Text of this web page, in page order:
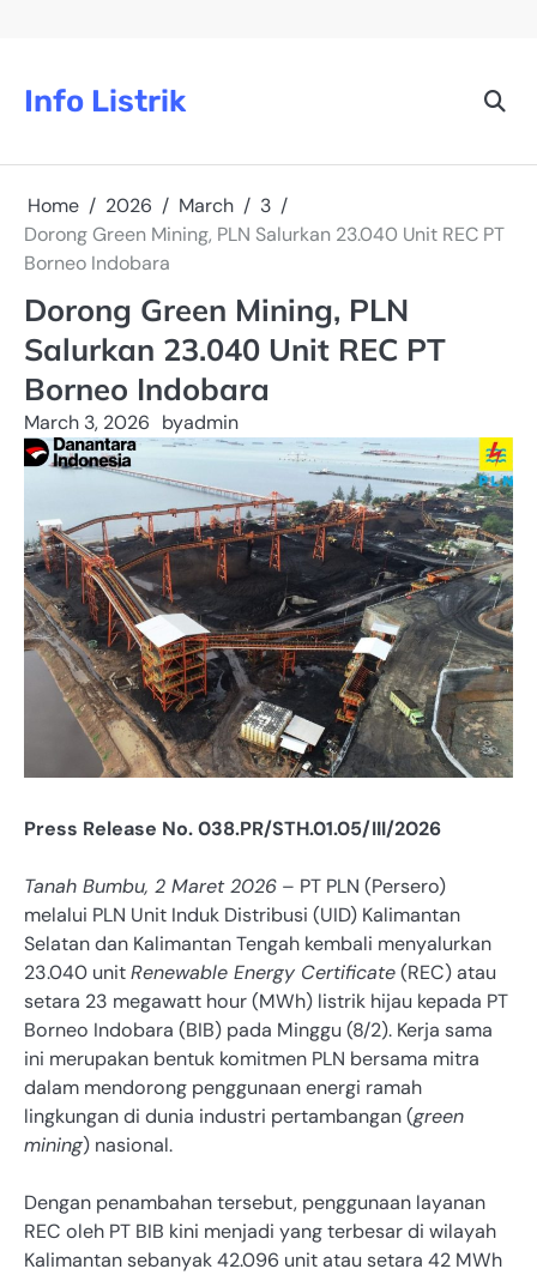
Info Listrik
Home 2026 March
3
Dorong Green Mining, PLN Salurkan 23.040 Unit REC PT
Borneo Indobara
Dorong Green Mining, PLN
Salurkan 23.040 Unit REC PT
Borneo Indobara
March 3, 2026 byadmin
Press Release No. 038.PR/STH.01.05/III/2026
Tanah Bumbu, 2 Maret 2026 – PT PLN (Persero)
melalui PLN Unit Induk Distribusi (UID) Kalimantan
Selatan dan Kalimantan Tengah kembali menyalurkan
23.040 unitRenewable Energy Certificate(REC) atau
setara 23 megawatt hour (MWh) listrik hijau kepada PT
Borneo Indobara (BIB) pada Minggu (8/2). Kerja sama
ini merupakan bentuk komitmen PLN bersama mitra
dalam mendorong penggunaan energi ramah
lingkungan di dunia industri pertambangan (green
mining) nasional.
Dengan penambahan tersebut, penggunaan layanan
REC oleh PT BIB kini menjadi yang terbesar di wilayah
Kalimantan sebanyak 42.096 unit atau setara 42 MWh